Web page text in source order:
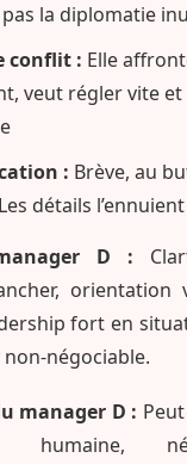
pas la diplomatie
conflit : Elle
veut régler vite et
: Brève, au
détails l’ennuient
D :
orientation
fort en
négociable.
manager D :
humaine,